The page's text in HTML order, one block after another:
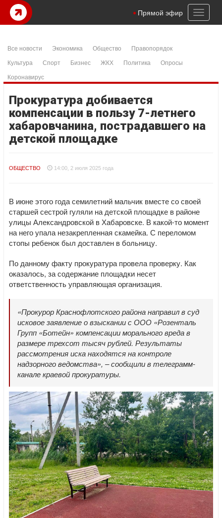
Toggle
Прямой эфир
Все новости Экономика Общество
Правопорядок
Культура
Спорт Бизнес ЖКХ Политика
Опросы
Коронавирус
Прокуратура добивается
компенсации в пользу 7-летнего
хабаровчанина, пострадавшего на
детской площадке
ОБЩЕСТВО 14:00, 2 июля 2025 года
В июне этого года семилетний мальчик вместе со своей
старшей сестрой гуляли на детской площадке в районе
улицы Александровской в Хабаровске. В какой-то момент
на него упала незакрепленная скамейка. С переломом
стопы ребенок был доставлен в больницу.
По данному факту прокуратура провела проверку. Как
оказалось, за содержание площадки несет
ответственность управляющая организация.
«Прокурор Краснофлотского района направил в суд
исковое заявление о взыскании с ООО «Розенталь
Групп «Ботейн» компенсации морального вреда в
размере трехсот тысяч рублей. Результаты
рассмотрения иска находятся на контроле
надзорного ведомства», – сообщили в телеграмм-
канале краевой прокуратуры.